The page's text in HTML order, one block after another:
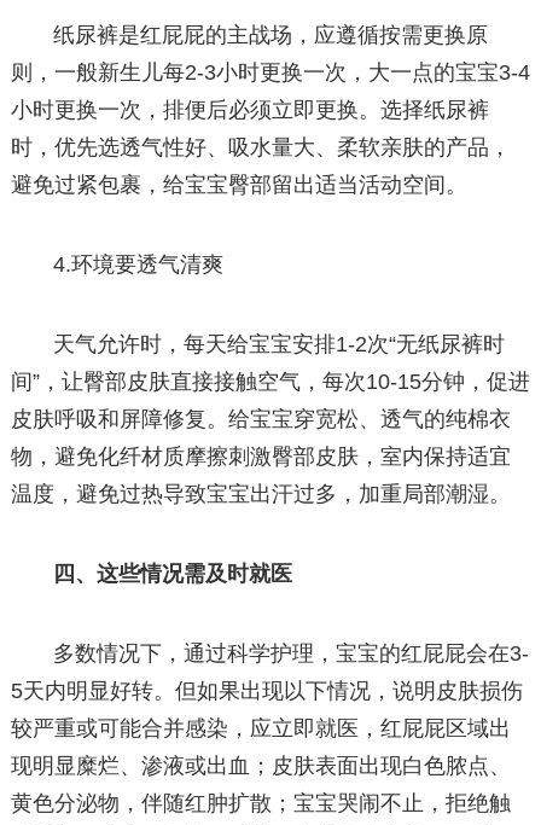
纸尿裤是红屁屁的主战场，应遵循按需更换原
则，一般新生儿每2-3小时更换一次，大一点的宝宝3-4
小时更换一次，排便后必须立即更换。选择纸尿裤
时，优先选透气性好、吸水量大、柔软亲肤的产品，
避免过紧包裹，给宝宝臀部留出适当活动空间。
4.环境要透气清爽
天气允许时，每天给宝宝安排1-2次“无纸尿裤时
间”，让臀部皮肤直接接触空气，每次10-15分钟，促进
皮肤呼吸和屏障修复。给宝宝穿宽松、透气的纯棉衣
物，避免化纤材质摩擦刺激臀部皮肤，室内保持适宜
温度，避免过热导致宝宝出汗过多，加重局部潮湿。
四、这些情况需及时就医
多数情况下，通过科学护理，宝宝的红屁屁会在3-
5天内明显好转。但如果出现以下情况，说明皮肤损伤
较严重或可能合并感染，应立即就医，红屁屁区域出
现明显糜烂、渗液或出血；皮肤表面出现白色脓点、
黄色分泌物，伴随红肿扩散；宝宝哭闹不止，拒绝触